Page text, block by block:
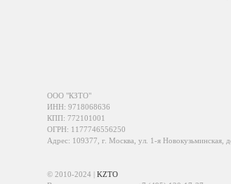
ООО "КЗТО"
ИНН: 9718068636
КПП: 772101001
ОГРН: 1177746556250
Адрес: 109377, г. Москва, ул. 1-я Новокузьминская,
© 2010-2024 | KZTO